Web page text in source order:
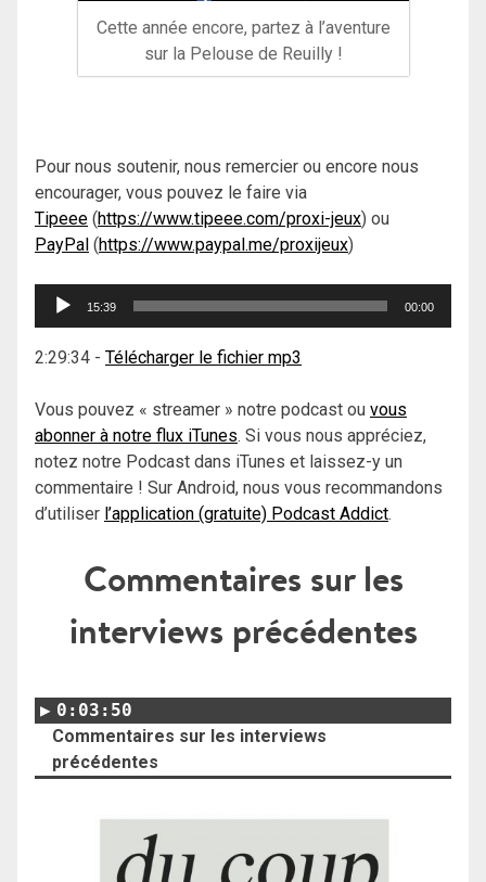
Cette année encore, partez à l’aventure
sur la Pelouse de Reuilly !
Pour nous soutenir, nous remercier ou encore nous
encourager, vous pouvez le faire via
Tipeee (https://www.tipeee.com/proxi-jeux) ou
PayPal (https://www.paypal.me/proxijeux)
Lecteur
15:39 00:00
2:29:34 - Télécharger le fichier mp3
Vous pouvez « streamer » notre podcast ou vous
abonner à notre flux iTunes. Si vous nous appréciez,
notez notre Podcast dans iTunes et laissez-y un
commentaire ! Sur Android, nous vous recommandons
d’utiliser l’application (gratuite) Podcast Addict.
Commentaires sur les
interviews précédentes
0:03:50
Commentaires sur les interviews
précédentes